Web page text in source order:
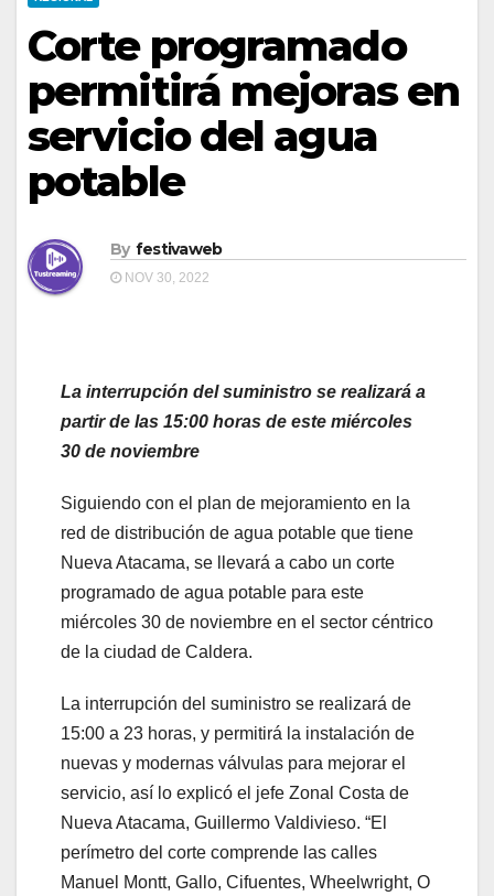
Corte programado
permitirá mejoras en
servicio del agua
potable
By festivaweb
NOV 30, 2022
La interrupción del suministro se realizará a
partir de las 15:00 horas de este miércoles
30 de noviembre
Siguiendo con el plan de mejoramiento en la
red de distribución de agua potable que tiene
Nueva Atacama, se llevará a cabo un corte
programado de agua potable para este
miércoles 30 de noviembre en el sector céntrico
de la ciudad de Caldera.
La interrupción del suministro se realizará de
15:00 a 23 horas, y permitirá la instalación de
nuevas y modernas válvulas para mejorar el
servicio, así lo explicó el jefe Zonal Costa de
Nueva Atacama, Guillermo Valdivieso. “El
perímetro del corte comprende las calles
Manuel Montt, Gallo, Cifuentes, Wheelwright, O